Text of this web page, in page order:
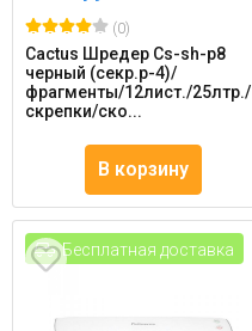
(0)
Cactus Шредер Cs-sh-p8
черный (секр.p-4)/
фрагменты/12лист./25лтр./
скрепки/ско...
В корзину
Бесплатная доставка